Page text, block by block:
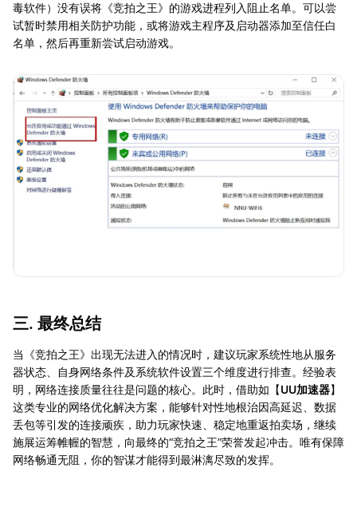
毒软件）没有误将《竞拍之王》的游戏进程列入阻止名单。可以尝
试暂时禁用相关防护功能，或将游戏主程序及启动器添加至信任白
名单，然后再重新尝试启动游戏。
三. 最终总结
当《竞拍之王》出现无法进入的情况时，建议玩家系统性地从服务
器状态、自身网络条件及系统软件设置三个维度进行排查。经验表
明，网络连接质量往往是问题的核心。此时，借助如【UU加速器】
这类专业的网络优化解决方案，能够针对性地根治因高延迟、数据
丢包等引发的连接顽疾，助力玩家快速、稳定地重返拍卖场，继续
施展运筹帷幄的智慧，向最终的“竞拍之王”荣誉发起冲击。唯有保障
网络畅通无阻，你的智谋才能得到最淋漓尽致的发挥。